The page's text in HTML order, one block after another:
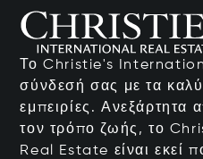
Το Christie's
σύνδεσή σας με τα
εμπειρίες. Ανεξάρτητα
τον τρόπο ζωής, το
Real Estate είναι εκεί